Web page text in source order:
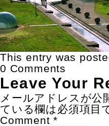
This entry was
0 Comments
Leave Your
メールアドレスが公
ている欄は必須項目
Comment *